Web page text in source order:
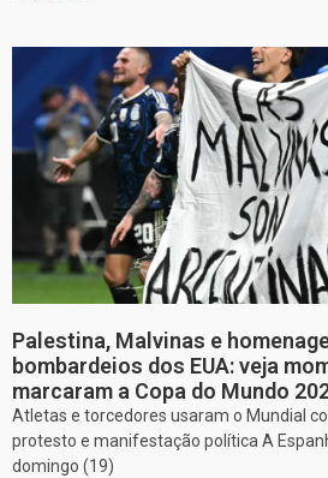
Palestina, Malvinas e
bombardeios dos EUA: veja
marcaram a Copa do Mundo
Atletas e torcedores usaram o Mundial
protesto e manifestação política A
domingo (19)